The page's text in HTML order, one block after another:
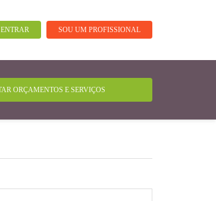
ENTRAR SOU UM PROFISSIONAL